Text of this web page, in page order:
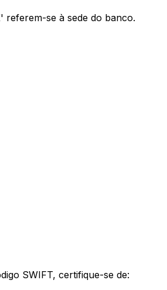
referem-se à sede do banco.
SWIFT, certifique-se de: